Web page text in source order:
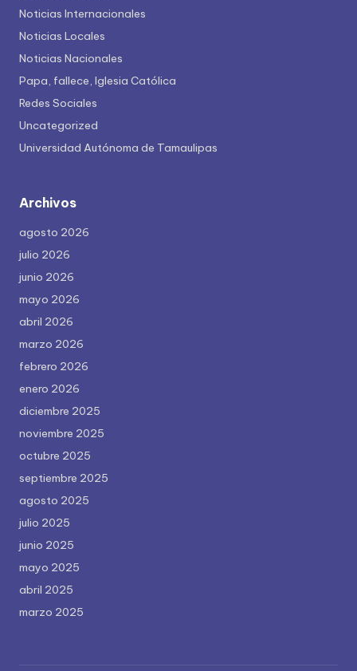
Noticias Internacionales
Noticias Locales
Noticias Nacionales
Papa, fallece, Iglesia Católica
Redes Sociales
Uncategorized
Universidad Autónoma de Tamaulipas
Archivos
agosto 2026
julio 2026
junio 2026
mayo 2026
abril 2026
marzo 2026
febrero 2026
enero 2026
diciembre 2025
noviembre 2025
octubre 2025
septiembre 2025
agosto 2025
julio 2025
junio 2025
mayo 2025
abril 2025
marzo 2025